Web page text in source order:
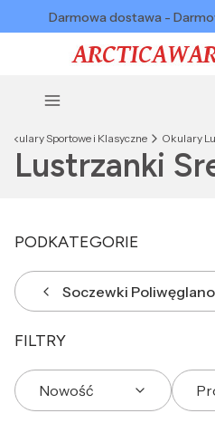
Darmowa dostawa -
Menu
Okulary Sportowe i Klasyczne Okulary
Lustrzanki
PODKATEGORIE
Soczewki
FILTRY
Nowość